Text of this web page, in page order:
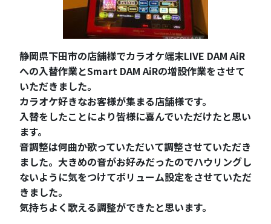
静岡県下田市の店舗様でカラオケ端末LIVE DAM AiR
への入替作業とSmart DAM AiRの増設作業をさせて
いただきました。
カラオケ好きなお客様が集まる店舗様です。
入替をしたことにより皆様に喜んでいただけたと思い
ます。
音調整は何曲か歌っていただいて調整させていただき
ました。大きめの音がお好みだったのでハウリングし
ないように気をつけてボリューム設定をさせていただ
きました。
気持ちよく歌える調整ができたと思います。